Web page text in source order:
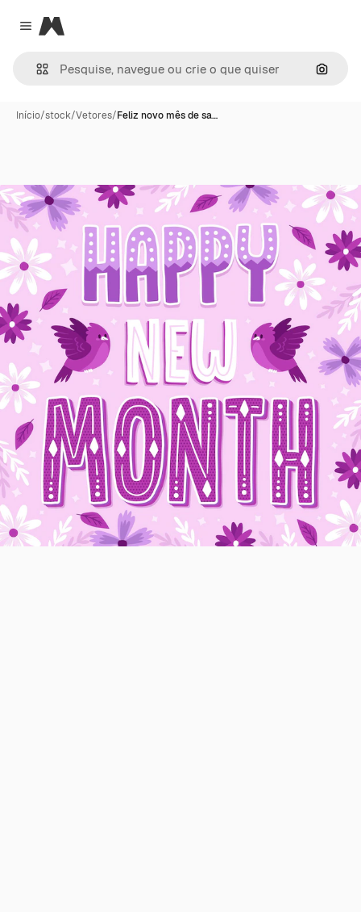
Close menu
Magnific
Início/stock/Vetores/Feliz novo mês de sa…